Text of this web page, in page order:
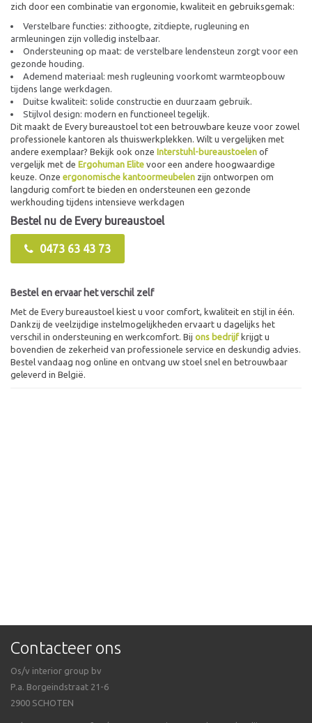
zich door een combinatie van ergonomie, kwaliteit en gebruiksgemak:
Verstelbare functies: zithoogte, zitdiepte, rugleuning en
armleuningen zijn volledig instelbaar.
Ondersteuning op maat: de verstelbare lendensteun zorgt voor een
gezonde houding.
Ademend materiaal: mesh rugleuning voorkomt warmteopbouw
tijdens lange werkdagen.
Duitse kwaliteit: solide constructie en duurzaam gebruik.
Stijlvol design: modern en functioneel tegelijk.
Dit maakt de Every bureaustoel tot een betrouwbare keuze voor zowel
professionele kantoren als thuiswerkplekken. Wilt u vergelijken met
andere exemplaar? Bekijk ook onze Interstuhl-bureaustoelen of
vergelijk met de Ergohuman Elite voor een andere hoogwaardige
keuze. Onze ergonomische kantoormeubelen zijn ontworpen om
langdurig comfort te bieden en ondersteunen een gezonde
werkhouding tijdens intensieve werkdagen
Bestel nu de Every bureaustoel
0473 63 43 73
Bestel en ervaar het verschil zelf
Met de Every bureaustoel kiest u voor comfort, kwaliteit en stijl in één.
Dankzij de veelzijdige instelmogelijkheden ervaart u dagelijks het
verschil in ondersteuning en werkcomfort. Bij ons bedrijfkrijgt u
bovendien de zekerheid van professionele service en deskundig advies.
Bestel vandaag nog online en ontvang uw stoel snel en betrouwbaar
geleverd in België.
Contacteer ons
Os/v interior group bv
P.a. Borgeindstraat 21-6
2900 SCHOTEN